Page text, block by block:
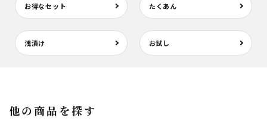
お得なセット たくあん
浅漬け お試し
他の商品を探す